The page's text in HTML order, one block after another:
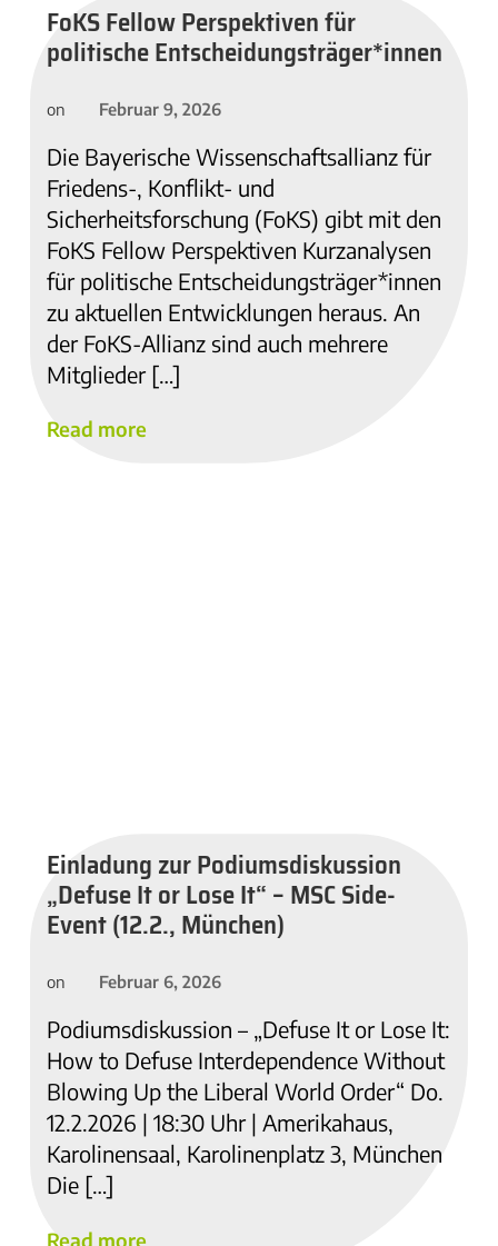
FoKS Fellow Perspektiven für
politische Entscheidungsträger*innen
on Februar 9, 2026
Die Bayerische Wissenschaftsallianz für
Friedens-, Konflikt- und
Sicherheitsforschung (FoKS) gibt mit den
FoKS Fellow Perspektiven Kurzanalysen
für politische Entscheidungsträger*innen
zu aktuellen Entwicklungen heraus. An
der FoKS-Allianz sind auch mehrere
Mitglieder […]
Read more
Einladung zur Podiumsdiskussion
„Defuse It or Lose It“ – MSC Side-
Event (12.2., München)
on Februar 6, 2026
Podiumsdiskussion – „Defuse It or Lose It:
How to Defuse Interdependence Without
Blowing Up the Liberal World Order“ Do.
12.2.2026 | 18:30 Uhr | Amerikahaus,
Karolinensaal, Karolinenplatz 3, München
Die […]
Read more